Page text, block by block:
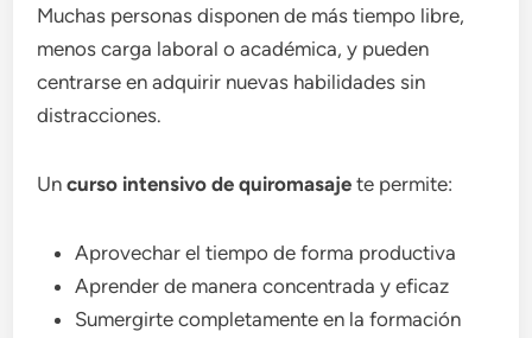
Muchas personas disponen de más tiempo libre,
menos carga laboral o académica, y pueden
centrarse en adquirir nuevas habilidades sin
distracciones.
Uncurso intensivo de quiromasaje te permite:
Aprovechar el tiempo de forma productiva
Aprender de manera concentrada y eficaz
Sumergirte completamente en la formación